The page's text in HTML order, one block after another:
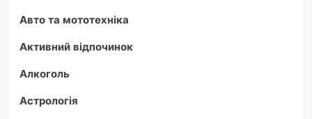
Авто та мототехніка
Активний відпочинок
Алкоголь
Астрологія